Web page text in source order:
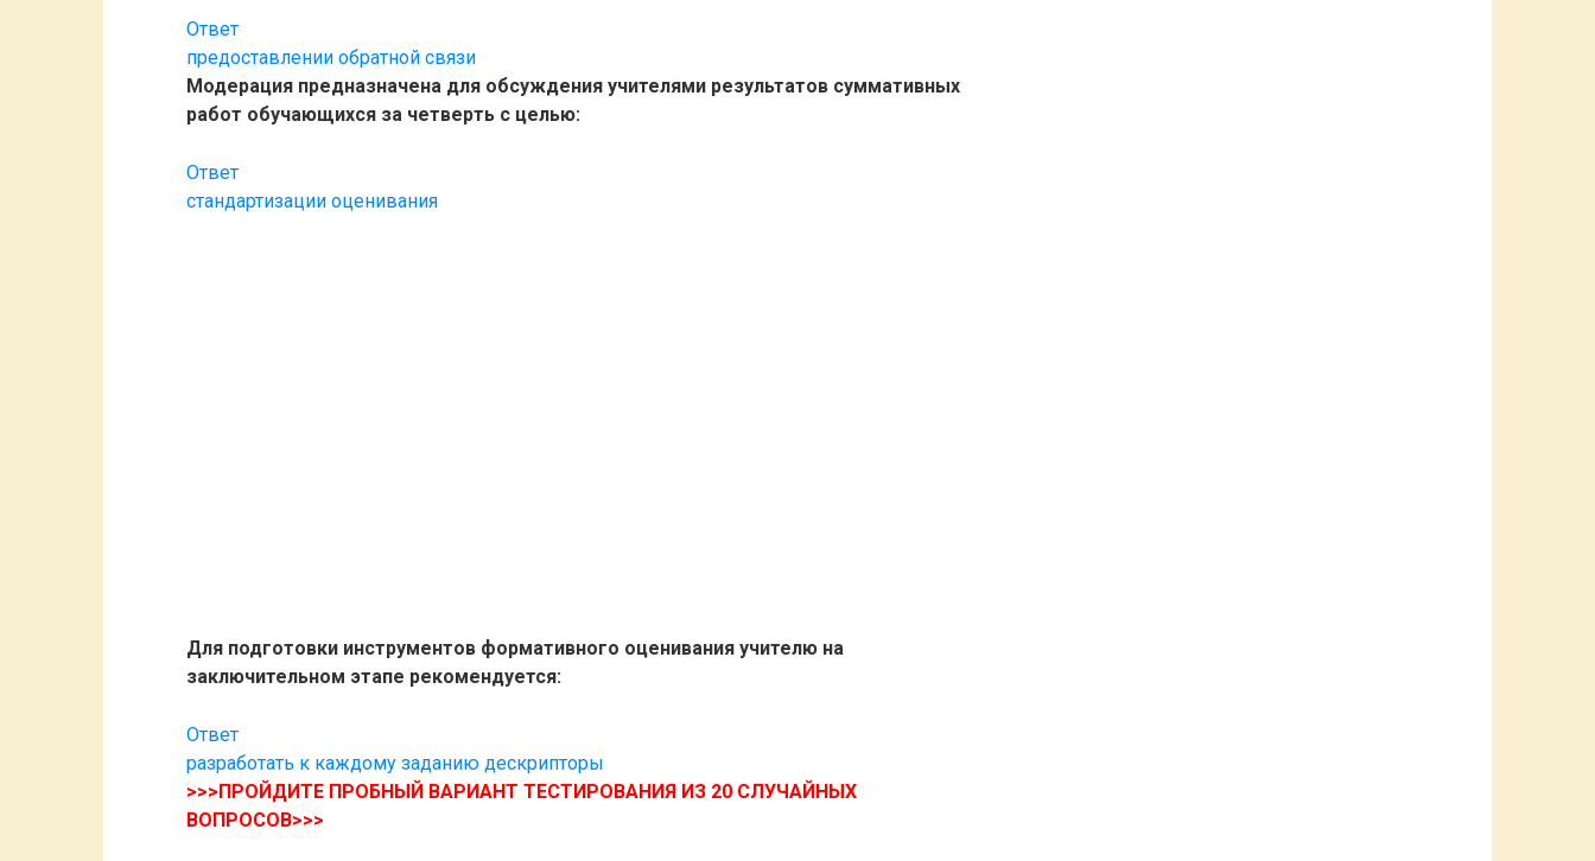
Ответ
предоставлении обратной связи
Модерация предназначена для обсуждения учителями результатов суммативных
работ обучающихся за четверть с целью:
Ответ
стандартизации оценивания
Для подготовки инструментов формативного оценивания учителю на
заключительном этапе рекомендуется:
Ответ
разработать к каждому заданию дескрипторы
>>>ПРОЙДИТЕ ПРОБНЫЙ ВАРИАНТ ТЕСТИРОВАНИЯ ИЗ 20 СЛУЧАЙНЫХ
ВОПРОСОВ>>>